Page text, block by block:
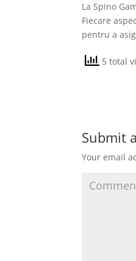
La Spino
Fiecare
pentru a
5 total
Submit
Your email